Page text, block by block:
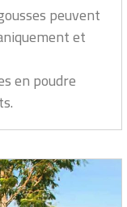
peuvent
et
en poudre